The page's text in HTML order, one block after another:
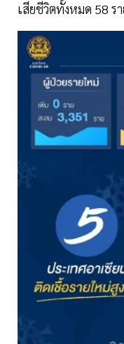
เสียชีวิตทั้งหมด 58 ร